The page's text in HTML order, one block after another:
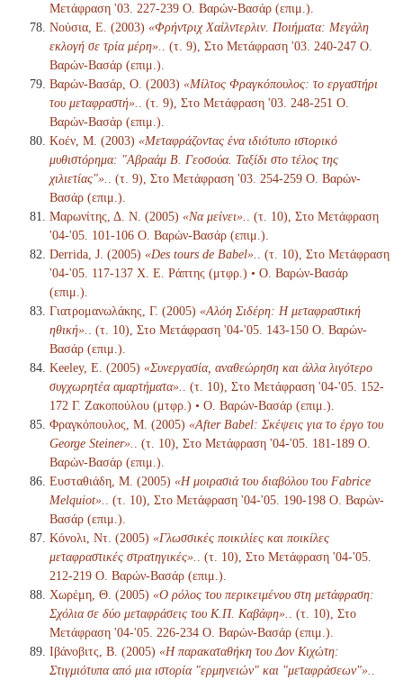
Μετάφραση '03. 227-239 Ο. Βαρών-Βασάρ (επιμ.).
Νούσια, Ε. (2003) «Φρήντριχ Χαίλντερλιν. Ποιήματα: Μεγάλη
εκλογή σε τρία μέρη».
. (τ. 9), Στο Μετάφραση '03. 240-247 Ο.
Βαρών-Βασάρ (επιμ.).
Βαρών-Βασάρ, Ο. (2003) «Μίλτος Φραγκόπουλος: το εργαστήρι
του μεταφραστή».
. (τ. 9), Στο Μετάφραση '03. 248-251 Ο.
Βαρών-Βασάρ (επιμ.).
Κοέν, Μ. (2003) «Μεταφράζοντας ένα ιδιότυπο ιστορικό
μυθιστόρημα: "Αβραάμ Β. Γεοσούα. Ταξίδι στο τέλος της
χιλιετίας"».
. (τ. 9), Στο Μετάφραση '03. 254-259 Ο. Βαρών-
Βασάρ (επιμ.).
Μαρωνίτης, Δ. Ν. (2005) «Να μείνει».
. (τ. 10), Στο Μετάφραση
'04-'05. 101-106 Ο. Βαρών-Βασάρ (επιμ.).
Derrida, J. (2005) «Des tours de Babel».
. (τ. 10), Στο Μετάφραση
'04-'05. 117-137 Χ. Ε. Ράπτης (μτφρ.) • Ο. Βαρών-Βασάρ
(επιμ.).
Γιατρομανωλάκης, Γ. (2005) «Αλόη Σιδέρη: Η μεταφραστική
ηθική».
. (τ. 10), Στο Μετάφραση '04-'05. 143-150 Ο. Βαρών-
Βασάρ (επιμ.).
Keeley, E. (2005) «Συνεργασία, αναθεώρηση και άλλα λιγότερο
συγχωρητέα αμαρτήματα».
. (τ. 10), Στο Μετάφραση '04-'05. 152-
172 Γ. Ζακοπούλου (μτφρ.) • Ο. Βαρών-Βασάρ (επιμ.).
Φραγκόπουλος, Μ. (2005) «After Babel: Σκέψεις για το έργο του
George Steiner».
. (τ. 10), Στο Μετάφραση '04-'05. 181-189 Ο.
Βαρών-Βασάρ (επιμ.).
Ευσταθιάδη, Μ. (2005) «Η μοιρασιά του διαβόλου του Fabrice
Melquiot».
. (τ. 10), Στο Μετάφραση '04-'05. 190-198 Ο. Βαρών-
Βασάρ (επιμ.).
Κόνολι, Ντ. (2005) «Γλωσσικές ποικιλίες και ποικίλες
μεταφραστικές στρατηγικές».
. (τ. 10), Στο Μετάφραση '04-'05.
212-219 Ο. Βαρών-Βασάρ (επιμ.).
Χωρέμη, Θ. (2005) «Ο ρόλος του περικειμένου στη μετάφραση:
Σχόλια σε δύο μεταφράσεις του Κ.Π. Καβάφη».
. (τ. 10), Στο
Μετάφραση '04-'05. 226-234 Ο. Βαρών-Βασάρ (επιμ.).
Ιβάνοβιτς, Β. (2005) «Η παρακαταθήκη του Δον Κιχώτη:
Στιγμιότυπα από μια ιστορία "ερμηνειών" και "μεταφράσεων"».